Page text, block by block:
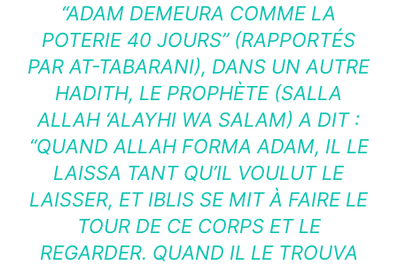
“ADAM DEMEURA COMME LA
POTERIE 40 JOURS” (RAPPORTÉS
PAR AT-TABARANI), DANS UN AUTRE
HADITH, LE PROPHÈTE (SALLA
ALLAH ‘ALAYHI WA SALAM) A DIT :
“QUAND ALLAH FORMA ADAM, IL LE
LAISSA TANT QU’IL VOULUT LE
LAISSER, ET IBLIS SE MIT À FAIRE LE
TOUR DE CE CORPS ET LE
REGARDER. QUAND IL LE TROUVA